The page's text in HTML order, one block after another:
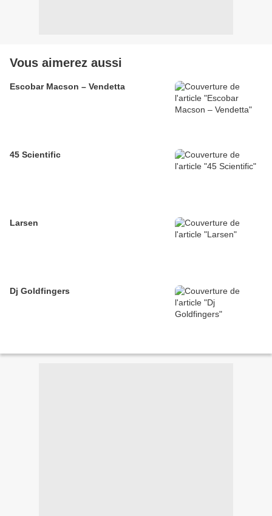
Vous aimerez aussi
Escobar Macson – Vendetta
45 Scientific
Larsen
Dj Goldfingers